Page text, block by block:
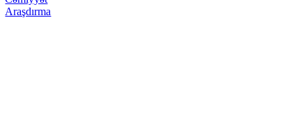
Araşdırma